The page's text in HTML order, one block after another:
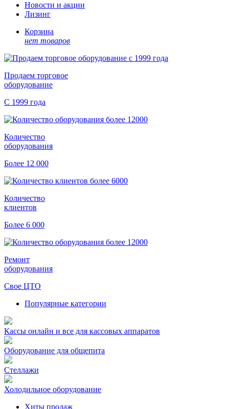
Новости и акции
Лизинг
Корзина
нет товаров
Продаем торговое
оборудование
С 1999 года
Количество
оборудования
Более 12 000
Количество
клиентов
Более 6 000
Ремонт
оборудования
Свое ЦТО
Популярные категории
Кассы онлайн и все для кассовых аппаратов
Оборудование для общепита
Стеллажи
Холодильное оборудование
Хиты продаж